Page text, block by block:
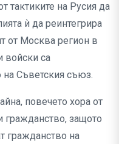
тактиките на Русия да
ѝ да реинтегрира
от Москва регион в
войски са
Съветския съюз.
повечето хора от
гражданство, защото
гражданство на